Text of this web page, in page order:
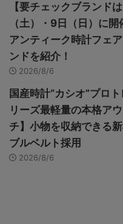
【要チェックブランド
（土）・9日（日）に
アンティーク時計フェ
ンドを紹介！
2026/8/6
国産時計“カシオ”プロ
リーズ最軽量の本格ア
チ】小物を収納できる
ブルベルト採用
2026/8/6